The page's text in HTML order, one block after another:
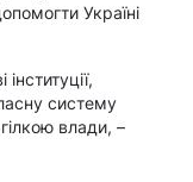
Україні
систему
влади, –